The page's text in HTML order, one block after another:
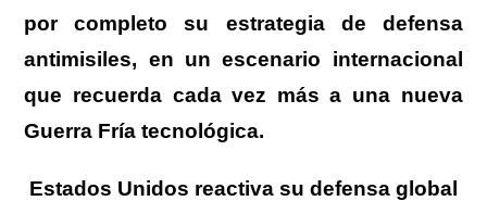
por completo su estrategia de defensa
antimisiles, en un escenario internacional
que recuerda cada vez más a una nueva
Guerra Fría tecnológica.
Estados Unidos reactiva su defensa global